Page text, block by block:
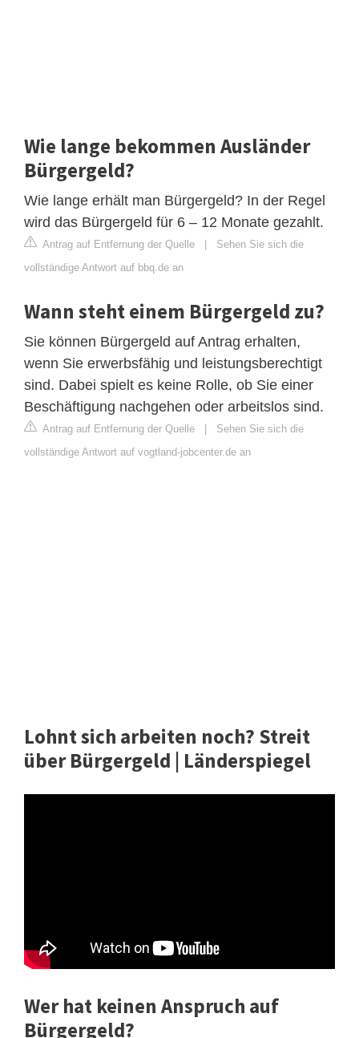
Wie lange bekommen Ausländer
Bürgergeld?
Wie lange erhält man Bürgergeld? In der Regel
wird das Bürgergeld für 6 – 12 Monate gezahlt.
Antrag auf Entfernung der Quelle
Sehen Sie sich die
vollständige Antwort auf bbq.de an
Wann steht einem Bürgergeld zu?
Sie können Bürgergeld auf Antrag erhalten,
wenn Sie erwerbsfähig und leistungsberechtigt
sind. Dabei spielt es keine Rolle, ob Sie einer
Beschäftigung nachgehen oder arbeitslos sind.
Antrag auf Entfernung der Quelle
Sehen Sie sich die
vollständige Antwort auf vogtland-jobcenter.de an
Lohnt sich arbeiten noch? Streit
über Bürgergeld | Länderspiegel
Wer hat keinen Anspruch auf
Bürgergeld?